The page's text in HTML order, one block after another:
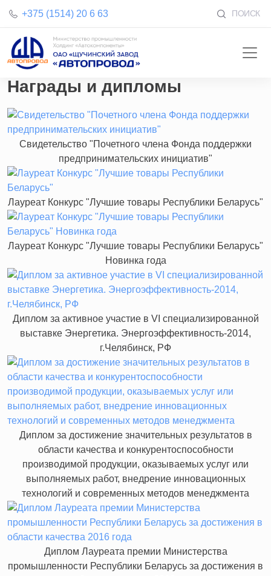
+375 (1514) 20 6 63 ПОИСК
Награды и дипломы
Свидетельство "Почетного члена Фонда поддержки
предпринимательских инициатив"
Лауреат Конкурс "Лучшие товары Республики Беларусь"
Лауреат Конкурс "Лучшие товары Республики Беларусь"
Новинка года
Диплом за активное участие в VI специализированной
выставке Энергетика. Энергоэффективность-2014,
г.Челябинск, РФ
Диплом за достижение значительных результатов в
области качества и конкурентоспособности
производимой продукции, оказываемых услуг или
выполняемых работ, внедрение инновационных
технологий и современных методов менеджмента
Диплом Лауреата премии Министерства
промышленности Республики Беларусь за достижения в